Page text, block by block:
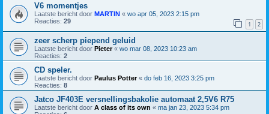
V6 momentjes
Laatste bericht door MARTIN « wo apr 05, 2023 2:15 pm
Reacties: 29 1 2
zeer scherp piepend geluid
Laatste bericht door Pieter« wo mar 08, 2023 10:23 am
Reacties: 2
CD speler.
Laatste bericht door Paulus Potter« do feb 16, 2023 3:25 pm
Reacties: 8
Jatco JF403E versnellingsbakolie automaat 2,5V6 R75
Laatste bericht door A class of its own « ma jan 23, 2023 5:34 pm